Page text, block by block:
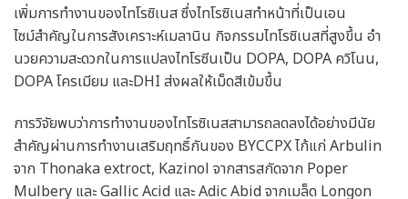
เพิ่มการทํางานของไทโรซิเนส ซึ่งไทโรซิเนสทําหน้าที่เป็นเอน
ไซม์สําคัญในการสังเคราะห์เมลานิน กิจกรรมไทโรซิเนสที่สูงขึ้น อํา
นวยความสะดวกในการแปลงไทโรซีนเป็น DOPA, DOPA ควิโนน,
DOPA โครเมียม และDHI ส่งผลให้เม็ดสีเข้มขึ้น
การวิจัยพบว่าการทำงานของไทโรซิเนสสามารถลดลงได้อย่างมีนัย
สําคัญผ่านการทำงานเสริมฤทธิ์กันของ BYCCPX ไก้แก่ Arbulin
จาก Thonaka extroct, Kazinol จากสารสกัดจาก Poper
Mulbery และ Gallic Acid และ Adic Abid จากเมล็ด Longon